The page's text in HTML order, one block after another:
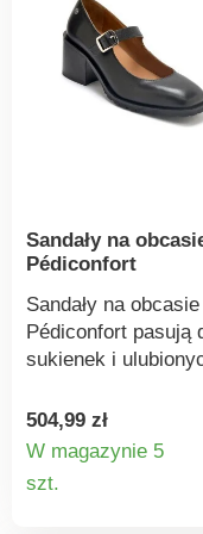
Sandały na
Pédiconfort
Sandały na obcasie
Pédiconfort pasują
sukienek i
modne! Cholewka ze
skóry. Wyjmowana
wkładka Aérosemelle
dla miękkiego
504,99 zł
W magazynie 5
szt.